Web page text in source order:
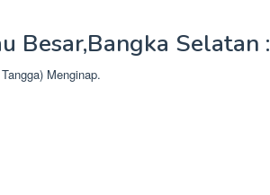
Besar,Bangka Selatan :
Menginap.